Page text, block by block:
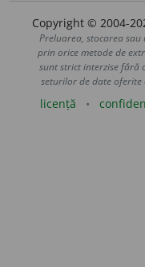
Copyright © 2004-
Preluarea, stocarea
prin orice metode de
sunt strict interzise fără
seturilor de date oferite
licență